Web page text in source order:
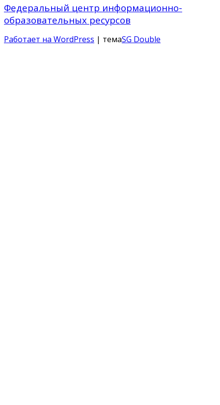
Федеральный центр информационно-
образовательных ресурсов
Работает на WordPress | темаSG Double